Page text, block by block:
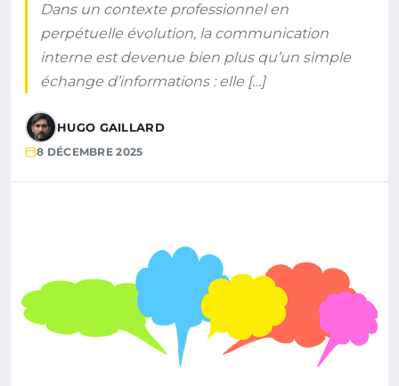
Dans un contexte professionnel en
perpétuelle évolution, la communication
interne est devenue bien plus qu’un simple
échange d’informations : elle […]
HUGO GAILLARD
8 DÉCEMBRE 2025